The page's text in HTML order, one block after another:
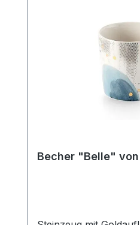
Platz um ihre
Becher verfügt über
Füllmenge von 0,4 l
ideale Allrounder für
Heißgetränke. Die
einen Emaillebecher
durch dieses
Becher "Belle"